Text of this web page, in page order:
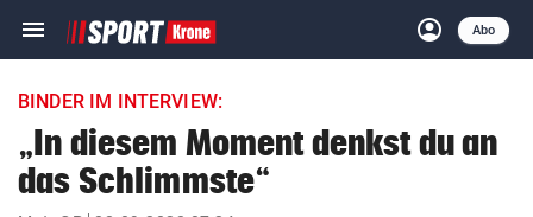
menu Navigation
ein-/ausklappen
account_circle
Anmelden
Abo
close Schließen
account_circle Anmelden
BINDER IM INTERVIEW:
„In diesem Moment denkst du an
das Schlimmste“